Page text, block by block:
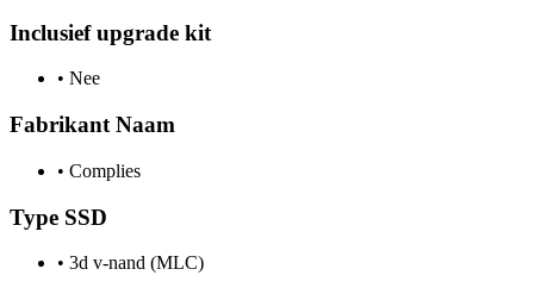
Inclusief upgrade kit
• Nee
Fabrikant Naam
• Complies
Type SSD
• 3d v-nand (MLC)